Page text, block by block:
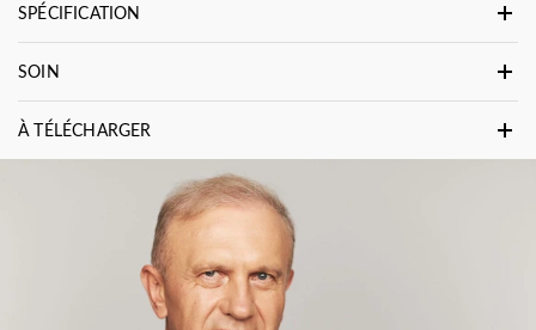
SPÉCIFICATION
SOIN
À TÉLÉCHARGER